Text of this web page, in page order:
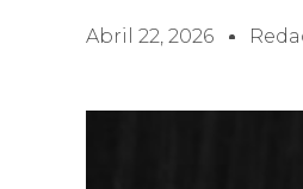
Abril 22, 2026